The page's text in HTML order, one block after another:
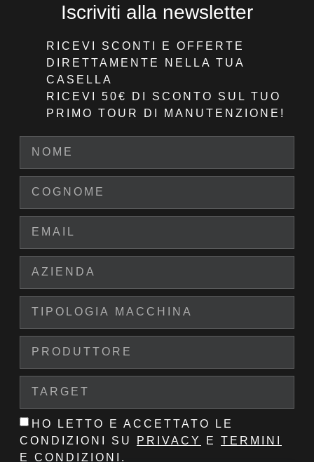
Iscriviti alla newsletter
RICEVI SCONTI E OFFERTE
DIRETTAMENTE NELLA TUA
CASELLA
RICEVI 50€ DI SCONTO
SUL TUO
PRIMO TOUR DI MANUTENZIONE!
HO LETTO E ACCETTATO LE
CONDIZIONI SU
PRIVACY E TERMINI
E CONDIZIONI .